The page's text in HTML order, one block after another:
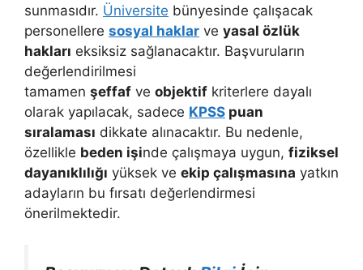
sunmasıdır. Üniversite bünyesinde çalışacak
personellere sosyal haklar ve yasal özlük
hakları eksiksiz sağlanacaktır. Başvuruların
değerlendirilmesi
tamamen şeffaf ve objektif kriterlere dayalı
olarak yapılacak, sadece KPSS puan
sıralaması dikkate alınacaktır. Bu nedenle,
özellikle beden işinde çalışmaya uygun, fiziksel
dayanıklılığı yüksek ve ekip çalışmasına yatkın
adayların bu fırsatı değerlendirmesi
önerilmektedir.